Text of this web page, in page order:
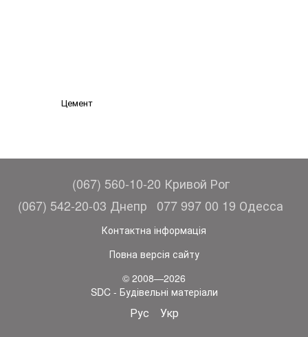
Цемент
(067) 560-10-20 Кривой Рог
(067) 542-20-03 Днепр
077 997 00 19 Одесса
Контактна інформація
Повна версія сайту
© 2008—2026
SDC - Будівельні матеріали
Рус Укр